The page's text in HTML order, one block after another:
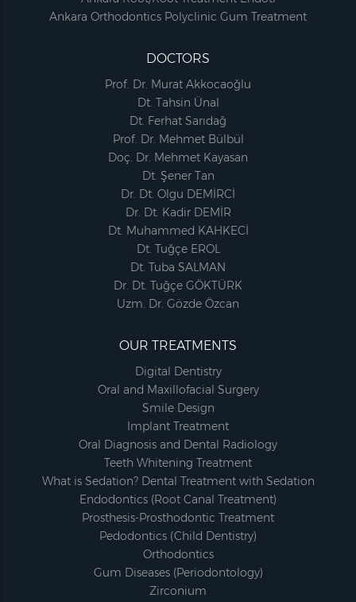
Ankara Orthodontics Polyclinic Gum Treatment
DOCTORS
Prof. Dr. Murat Akkocaoğlu
Dt. Tahsin Ünal
Dt. Ferhat Sarıdağ
Prof. Dr. Mehmet Bülbül
Doç. Dr. Mehmet Kayasan
Dt. Şener Tan
Dr. Dt. Olgu DEMİRCİ
Dr. Dt. Kadir DEMİR
Dt. Muhammed KAHKECİ
Dt. Tuğçe EROL
Dt. Tuba SALMAN
Dr. Dt. Tuğçe GÖKTÜRK
Uzm. Dr. Gözde Özcan
OUR TREATMENTS
Digital Dentistry
Oral and Maxillofacial Surgery
Smile Design
Implant Treatment
Oral Diagnosis and Dental Radiology
Teeth Whitening Treatment
What is Sedation? Dental Treatment with Sedation
Endodontics (Root Canal Treatment)
Prosthesis-Prosthodontic Treatment
Pedodontics (Child Dentistry)
Orthodontics
Gum Diseases (Periodontology)
Zirconium